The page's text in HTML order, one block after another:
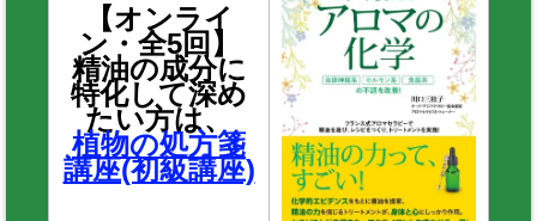
【オンライ
ン・全5回】
精油の成分に
特化して深め
たい方は、
植物の処方箋
講座(初級講座)